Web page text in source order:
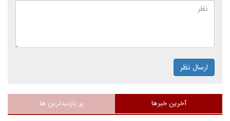
ارسال نظر
آخرین خبرها پر بازدیدترین ها